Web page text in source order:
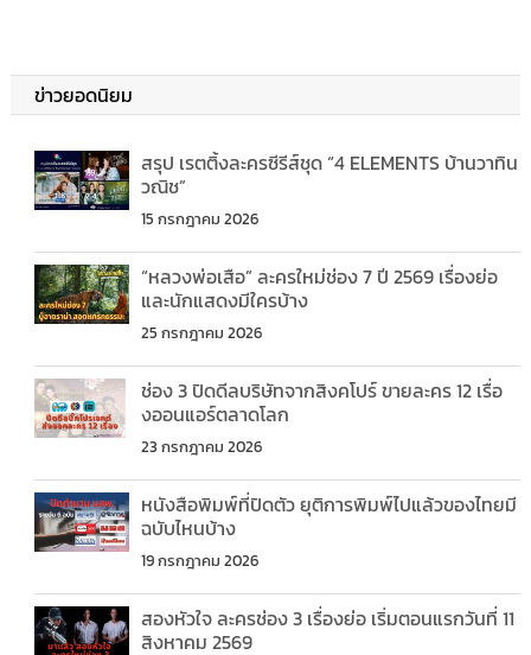
ข่าวยอดนิยม
สรุป เรตติ้งละครซีรีส์ชุด “4 ELEMENTS บ้านวาทิน
วณิช”
15 กรกฎาคม 2026
“หลวงพ่อเสือ” ละครใหม่ช่อง 7 ปี 2569 เรื่องย่อ
และนักแสดงมีใครบ้าง
25 กรกฎาคม 2026
ช่อง 3 ปิดดีลบริษัทจากสิงคโปร์ ขายละคร 12 เรื่อ
งออนแอร์ตลาดโลก
23 กรกฎาคม 2026
หนังสือพิมพ์ที่ปิดตัว ยุติการพิมพ์ไปแล้วของไทยมี
ฉบับไหนบ้าง
19 กรกฎาคม 2026
สองหัวใจ ละครช่อง 3 เรื่องย่อ เริ่มตอนแรกวันที่ 11
สิงหาคม 2569